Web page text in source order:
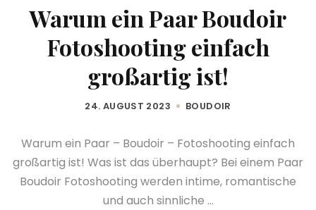
Warum ein Paar Boudoir
Fotoshooting einfach
großartig ist!
24. AUGUST 2023 BOUDOIR
Warum ein Paar – Boudoir – Fotoshooting einfach
großartig ist! Was ist das überhaupt? Bei einem Paar
Boudoir Fotoshooting werden intime, romantische
und auch sinnliche ...